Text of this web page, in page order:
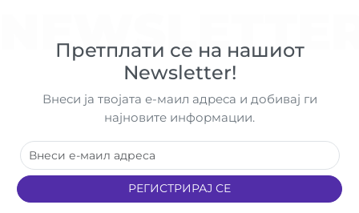
Претплати се на нашиот
Newsletter!
Внеси ја твојата е-маил адреса и добивај ги
најновите информации.
РЕГИСТРИРАЈ СЕ